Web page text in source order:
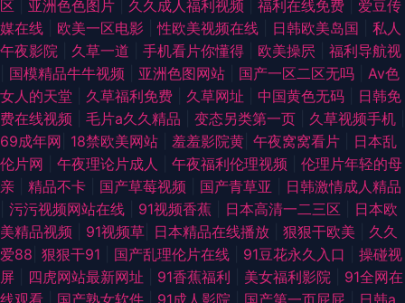
区
亚洲色色图片 久久成人福利视频 福利在线免费
爱豆传
媒在线
欧美一区电影 |性欧美视频在线 日韩欧美岛国
私人
午夜影院
久草一道 手机看片你懂得 欧美操屄
福利导航视
国模精品牛牛视频 亚洲色图网站 国产一区二区无吗
Av色
女人的天堂
久草福利免费 久草网址 中国黄色无码
日韩免
费在线视频
毛片a久久精品 变态另类第一页 久草视频手机
69成年网 18禁欧美网站 羞羞影院黄 午夜窝窝看片
日本乱
伦片网
午夜理论片成人 午夜福利伦理视频
伦理片年轻的母
亲
精品不卡 国产草莓视频 国产青草亚
日韩激情成人精品
污污视频网站在线 91视频香蕉 日本高清一二三区
日本欧
美精品视频
91视频草 日本精品在线播放 狠狠干欧美
久久
爱88 狠狠干91 国产乱理伦片在线 91豆花永久入口
操碰视
屏
四虎网站最新网址 91香蕉福利 美女福利影院
91全网在
线观看
国产熟女软件 91成人影院 国产第一页屁屁 日韩a